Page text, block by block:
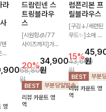
라
이
면
운
는
여
68,800
원
영
드람린넨 스
트링블라우
스
[시원함🧊/77
사이즈까지]가
텍스처가 돋보이
는 블라우스로,
답답함 없는 슬
릿 카라 디자인
이 얼굴선을 더
욱 시원하게 연
20%34,900
원
43,600
원
리뷰 카운트 영
역
럼픈리본 프
릴블라우스
[구김↓/세련된
무드✨]소매 핀
끔하게 잡아주고
프릴 디자인이
들어간 세일러
카라와 리본으로
여성스럽고 러블
리한 분위기를
15%원
리뷰 카운트 영
역